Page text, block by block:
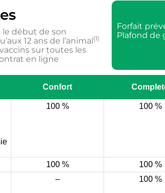
le début de son
12 ans de l’animal(1)
sur toutes les
en ligne
Forfait
Plafond de
Confort
100 % 100 %
100 % 100 %
– 100 %